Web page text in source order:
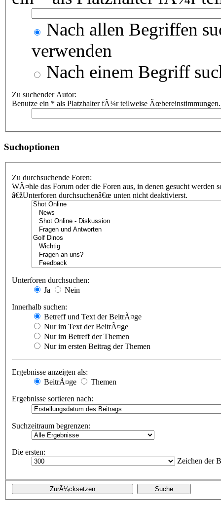
Nach allen Begriffen
verwenden
Nach einem Begriff
Zu suchender Autor:
Benutze ein * als Platzhalter fÃ¼r teilweise Ãœbereinstimmungen.
Suchoptionen
Zu durchsuchende Foren:
WÃ¤hle das Forum oder die Foren aus, in denen gesucht
â€žUnterforen durchsuchenâ€œ unten nicht deaktivierst.
Unterforen durchsuchen:
Ja
Nein
Innerhalb suchen:
Betreff und Text der BeitrÃ¤ge
Nur im Text der BeitrÃ¤ge
Nur im Betreff der Themen
Nur im ersten Beitrag der Themen
Ergebnisse anzeigen als:
BeitrÃ¤ge
Themen
Ergebnisse sortieren nach:
Suchzeitraum begrenzen:
Die ersten:
Zeichen der